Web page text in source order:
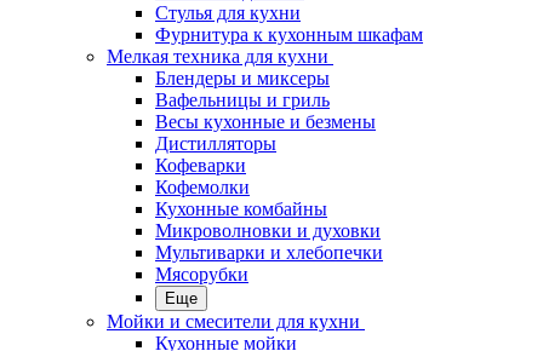
Стулья для кухни
Фурнитура к кухонным шкафам
Мелкая техника для кухни
Блендеры и миксеры
Вафельницы и гриль
Весы кухонные и безмены
Дистилляторы
Кофеварки
Кофемолки
Кухонные комбайны
Микроволновки и духовки
Мультиварки и хлебопечки
Мясорубки
Еще
Мойки и смесители для кухни
Кухонные мойки